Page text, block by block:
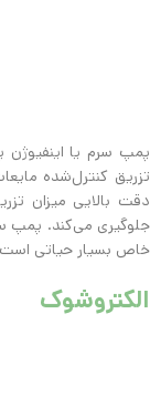
پمپ سرم یا
تزریق کنترل‌شده
دقت بالایی میزان
جلوگیری می‌کند. پمپ
خاص بسیار حیاتی
الکتروشوک